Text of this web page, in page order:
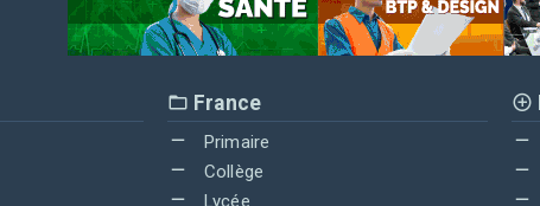
France
Primaire
Collège
Lycée